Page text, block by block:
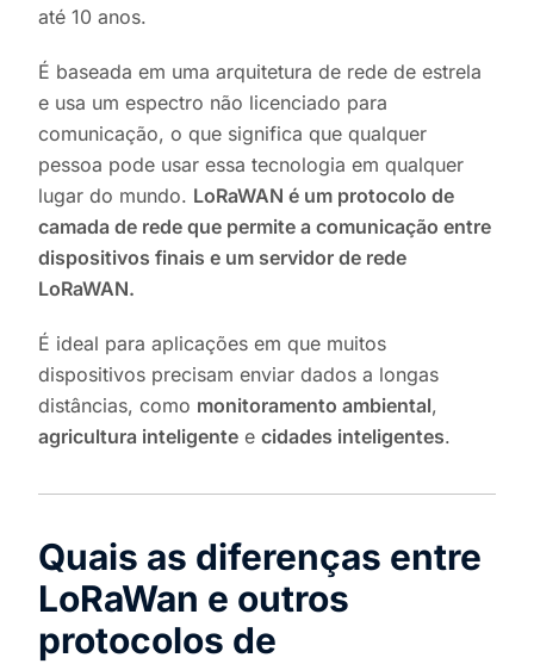
até 10 anos.
É baseada em uma arquitetura de rede de estrela
e usa um espectro não licenciado para
comunicação, o que significa que qualquer
pessoa pode usar essa tecnologia em qualquer
lugar do mundo. LoRaWAN é um protocolo de
camada de rede que permite a comunicação entre
dispositivos finais e um servidor de rede
LoRaWAN.
É ideal para aplicações em que muitos
dispositivos precisam enviar dados a longas
distâncias, como monitoramento ambiental,
agricultura inteligente ecidades inteligentes.
Quais as diferenças entre
LoRaWan e outros
protocolos de